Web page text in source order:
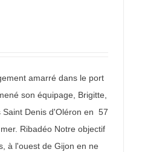
amarré dans le port
son équipage, Brigitte,
Saint Denis d'Oléron en 57
Ribadéo Notre objectif
à l'ouest de Gijon en ne